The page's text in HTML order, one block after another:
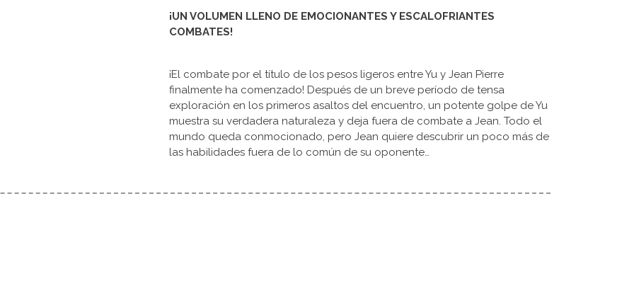
¡UN VOLUMEN LLENO DE EMOCIONANTES Y ESCALOFRIANTES
COMBATES!
¡El combate por el título de los pesos ligeros entre Yu y Jean Pierre
finalmente ha comenzado! Después de un breve período de tensa
exploración en los primeros asaltos del encuentro, un potente golpe de Yu
muestra su verdadera naturaleza y deja fuera de combate a Jean. Todo el
mundo queda conmocionado, pero Jean quiere descubrir un poco más de
las habilidades fuera de lo común de su oponente…